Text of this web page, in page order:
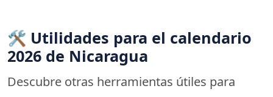
🛠️ Utilidades para el calendario
2026 de Nicaragua
Descubre otras herramientas útiles para